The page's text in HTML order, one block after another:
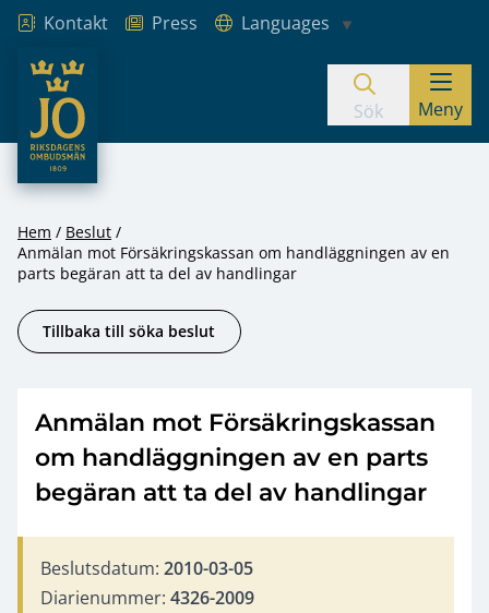
Hoppa till innehåll
Kontakt Press
Languages
JO – Riksdagens Ombudsmän
Sök Meny
Hem
Beslut
Anmälan mot Försäkringskassan om handläggningen av en
parts begäran att ta del av handlingar
Tillbaka till söka beslut
Anmälan mot Försäkringskassan
om handläggningen av en parts
begäran att ta del av handlingar
Beslutsdatum: 2010-03-05
Diarienummer: 4326-2009